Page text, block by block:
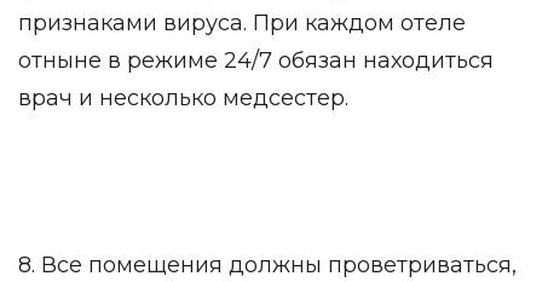
признаками вируса. При каждом отеле
отныне в режиме 24/7 обязан находиться
врач и несколько медсестер.
8. Все помещения должны проветриваться,